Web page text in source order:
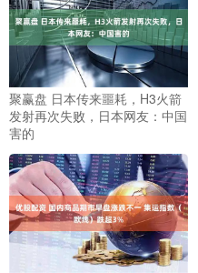
聚赢盘 日本传来噩耗，H3火箭
发射再次失败，日本网友：中国
害的